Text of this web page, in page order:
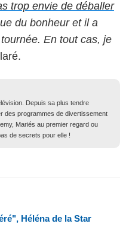
trop envie de déballer
du bonheur et il a
En tout cas, je
Depuis sa plus tendre
des programmes de divertissement
Mariés au premier regard ou
de secrets pour elle !
Héléna de la Star